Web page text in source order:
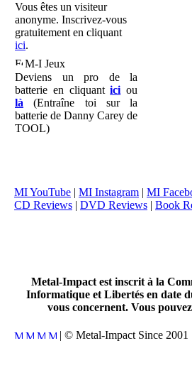
Vous êtes un visiteur
anonyme. Inscrivez-vous
gratuitement en cliquant
ici.
M-I Jeux
Deviens un pro de la
batterie en cliquantici ou
là (Entraîne toi sur la
batterie de Danny Carey de
TOOL)
MI YouTube | MI Instagram | MI
CD Reviews | DVD Reviews | Book
Metal-Impact est inscrit à la
Informatique et Libertés en date
vous concernent. Vous
| © Metal-Impact Since 2001